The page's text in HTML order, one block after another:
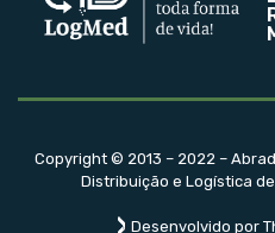
Copyright © 2013 – 2022 –
Distribuição e Logística
Desenvolvido por